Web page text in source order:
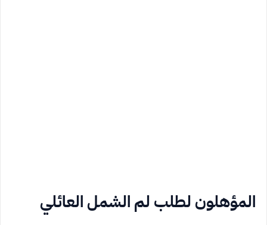
المؤهلون لطلب لم الشمل العائلي